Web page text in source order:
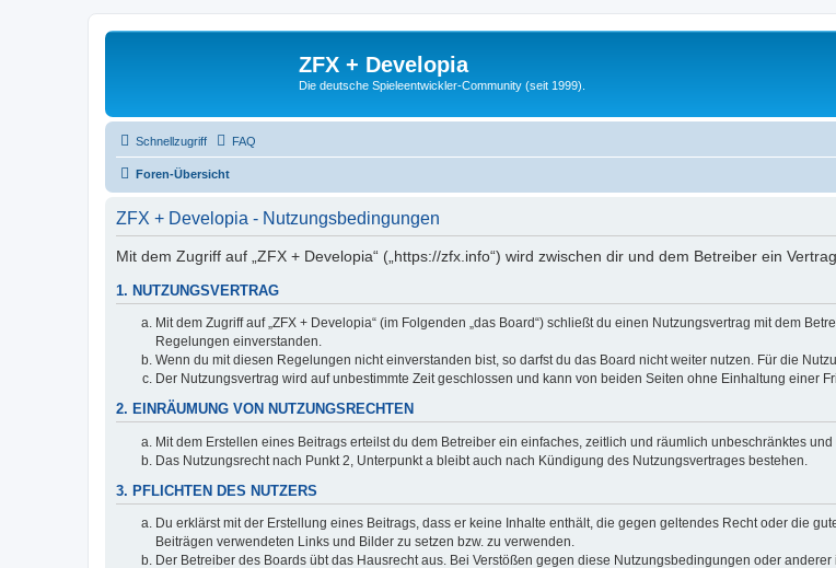
ZFX + Developia
Die deutsche Spieleentwickler-Community (seit 1999).
Schnellzugriff FAQ
Foren-Übersicht
ZFX + Developia - Nutzungsbedingungen
Mit dem Zugriff auf „ZFX + Developia“ („https://zfx.info“) wird zwischen dir und dem Betreiber ein
1. NUTZUNGSVERTRAG
Mit dem Zugriff auf „ZFX + Developia“ (im Folgenden „das Board“) schließt du einen Nutzungsvertrag mit dem
Regelungen einverstanden.
Wenn du mit diesen Regelungen nicht einverstanden bist, so darfst du das Board nicht weiter nutzen. Für die
Der Nutzungsvertrag wird auf unbestimmte Zeit geschlossen und kann von beiden Seiten ohne Einhaltung einer
2. EINRÄUMUNG VON NUTZUNGSRECHTEN
Mit dem Erstellen eines Beitrags erteilst du dem Betreiber ein einfaches, zeitlich und räumlich unbeschränktes
Das Nutzungsrecht nach Punkt 2, Unterpunkt a bleibt auch nach Kündigung des Nutzungsvertrages bestehen.
3. PFLICHTEN DES NUTZERS
Du erklärst mit der Erstellung eines Beitrags, dass er keine Inhalte enthält, die gegen geltendes Recht oder die
Beiträgen verwendeten Links und Bilder zu setzen bzw. zu verwenden.
Der Betreiber des Boards übt das Hausrecht aus. Bei Verstößen gegen diese Nutzungsbedingungen oder